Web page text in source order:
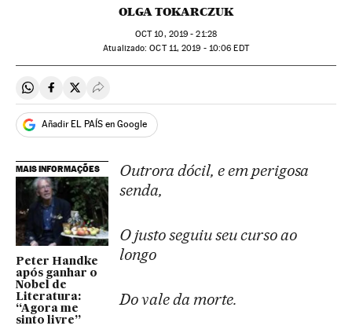
OLGA TOKARCZUK
OCT10, 2019 - 21:28
atualizado: OCT11, 2019 - 10:06 EDT
Compartir en Whatsapp
Compartir en Facebook
Compartir en Twitter
Desplegar Redes Sociales
Añadir EL PAÍS en Google
MAIS INFORMAÇÕES
Peter Handke
após ganhar o
Nobel de
Literatura:
“Agora me
sinto livre”
Outrora dócil, e em perigosa
senda,
O justo seguiu seu curso ao
longo
Do vale da morte.